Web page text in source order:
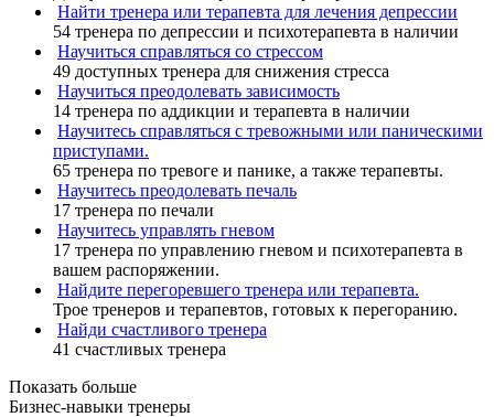
Найти тренера или терапевта для лечения депрессии
54 тренера по депрессии и психотерапевта в наличии
Научиться справляться со стрессом
49 доступных тренера для снижения стресса
Научиться преодолевать зависимость
14 тренера по аддикции и терапевта в наличии
Научитесь справляться с тревожными или паническими
приступами.
65 тренера по тревоге и панике, а также терапевты.
Научитесь преодолевать печаль
17 тренера по печали
Научитесь управлять гневом
17 тренера по управлению гневом и психотерапевта в
вашем распоряжении.
Найдите перегоревшего тренера или терапевта.
Трое тренеров и терапевтов, готовых к перегоранию.
Найди счастливого тренера
41 счастливых тренера
Показать больше
Бизнес-навыки тренеры